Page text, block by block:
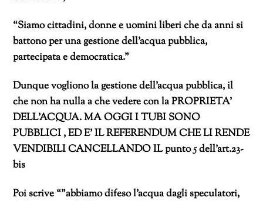
“Siamo cittadini, donne e uomini liberi che da anni si
battono per una gestione dell’acqua pubblica,
partecipata e democratica.”
Dunque vogliono la gestione dell’acqua pubblica, il
che non ha nulla a che vedere con la PROPRIETA’
DELL’ACQUA. MA OGGI I TUBI SONO
PUBBLICI , ED E’ IL REFERENDUM CHE LI RENDE
VENDIBILI CANCELLANDO IL punto 5 dell’art.23-
bis
Poi scrive “”abbiamo difeso l’acqua dagli speculatori,